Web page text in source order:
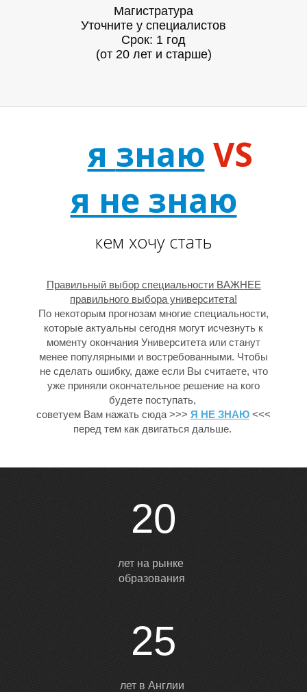
М
О
Магистратура
Уточните у специалистов
Срок: 1 год
(от 20 лет и старше)
я знаю VS
я не знаю
кем хочу стать
Правильный выбор специальности ВАЖНЕЕ
правильного выбора университета!
По некоторым прогнозам многие специальности,
которые актуальны сегодня могут исчезнуть к
моменту окончания Университета или станут
менее популярными и востребованными. Чтобы
не сделать ошибку, даже если Вы считаете, что
уже приняли окончательное решение на кого
будете поступать,
советуем Вам нажать сюда >>> Я НЕ ЗНАЮ <<<
перед тем как двигаться дальше.
20
лет на рынке
образования
25
лет в Англии